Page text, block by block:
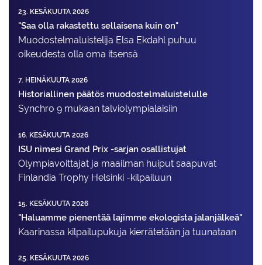
23. KESÄKUUTA 2026
"Saa olla rakastettu sellaisena kuin on"
Muodostelma­luistelija Elsa Ekdahl puhuu
oikeudesta olla oma itsensä
7. HEINÄKUUTA 2026
Historiallinen päätös muodostelmaluistelulle
Synchro 9 mukaan talviolympialaisiin
16. KESÄKUUTA 2026
ISU nimesi Grand Prix -sarjan osallistujat
Olympiavoittajat ja maailman huiput saapuvat
Finlandia Trophy Helsinki -kilpailuun
15. KESÄKUUTA 2026
"Haluamme pienentää lajimme ekologista jalanjälkeä"
Kaarinassa kilpailupukuja kierrätetään ja tuunataan
25. KESÄKUUTA 2026